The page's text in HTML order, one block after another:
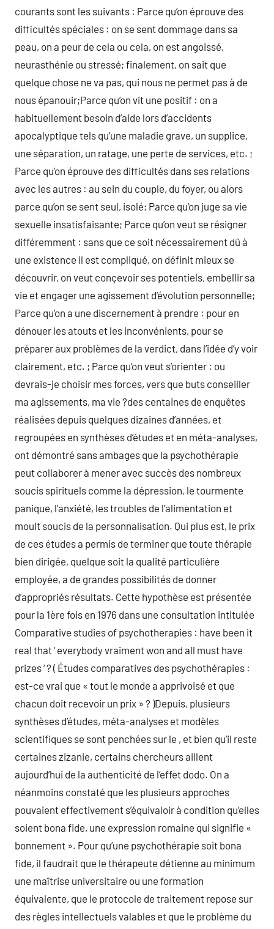
courants sont les suivants : Parce qu’on éprouve des
difficultés spéciales : on se sent dommage dans sa
peau, on a peur de cela ou cela, on est angoissé,
neurasthénie ou stressé; finalement, on sait que
quelque chose ne va pas, qui nous ne permet pas à de
nous épanouir;Parce qu’on vit une positif : on a
habituellement besoin d’aide lors d’accidents
apocalyptique tels qu’une maladie grave, un supplice,
une séparation, un ratage, une perte de services, etc. ;
Parce qu’on éprouve des difficultés dans ses relations
avec les autres : au sein du couple, du foyer, ou alors
parce qu’on se sent seul, isolé; Parce qu’on juge sa vie
sexuelle insatisfaisante; Parce qu’on veut se résigner
différemment : sans que ce soit nécessairement dû à
une existence il est compliqué, on définit mieux se
découvrir, on veut conçevoir ses potentiels, embellir sa
vie et engager une agissement d’évolution personnelle;
Parce qu’on a une discernement à prendre : pour en
dénouer les atouts et les inconvénients, pour se
préparer aux problèmes de la verdict, dans l’idée d’y voir
clairement, etc. ; Parce qu’on veut s’orienter : ou
devrais-je choisir mes forces, vers que buts conseiller
ma agissements, ma vie ?des centaines de enquêtes
réalisées depuis quelques dizaines d’années, et
regroupées en synthèses d’études et en méta-analyses,
ont démontré sans ambages que la psychothérapie
peut collaborer à mener avec succès des nombreux
soucis spirituels comme la dépression, le tourmente
panique, l’anxiété, les troubles de l’alimentation et
moult soucis de la personnalisation. Qui plus est, le prix
de ces études a permis de terminer que toute thérapie
bien dirigée, quelque soit la qualité particulière
employée, a de grandes possibilités de donner
d’appropriés résultats. Cette hypothèse est présentée
pour la 1ère fois en 1976 dans une consultation intitulée
Comparative studies of psychotherapies : have been it
real that ‘ everybody vraiment won and all must have
prizes ‘ ? ( Études comparatives des psychothérapies :
est-ce vrai que « tout le monde a apprivoisé et que
chacun doit recevoir un prix » ? )Depuis, plusieurs
synthèses d’études, méta-analyses et modèles
scientifiques se sont penchées sur le , et bien qu’il reste
certaines zizanie, certains chercheurs aillent
aujourd’hui de la authenticité de l’effet dodo. On a
néanmoins constaté que les plusieurs approches
pouvaient effectivement s’équivaloir à condition qu’elles
soient bona fide, une expression romaine qui signifie «
bonnement ». Pour qu’une psychothérapie soit bona
fide, il faudrait que le thérapeute détienne au minimum
une maîtrise universitaire ou une formation
équivalente, que le protocole de traitement repose sur
des règles intellectuels valables et que le problème du